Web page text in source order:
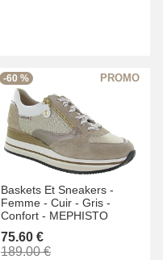
-60 %
Baskets Et Sneakers -
Femme - Cuir - Gris -
Confort - MEPHISTO
75.60 €
189.00 €